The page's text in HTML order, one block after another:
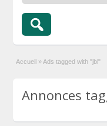
Accueil » Ads tagged with "jbl"
Annonces